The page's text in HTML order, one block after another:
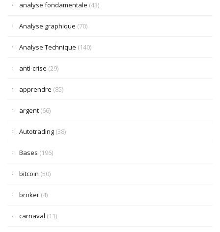
analyse fondamentale (43)
Analyse graphique (70)
Analyse Technique (140)
anti-crise (29)
apprendre (85)
argent (66)
Autotrading (38)
Bases (196)
bitcoin (50)
broker (4)
carnaval (11)